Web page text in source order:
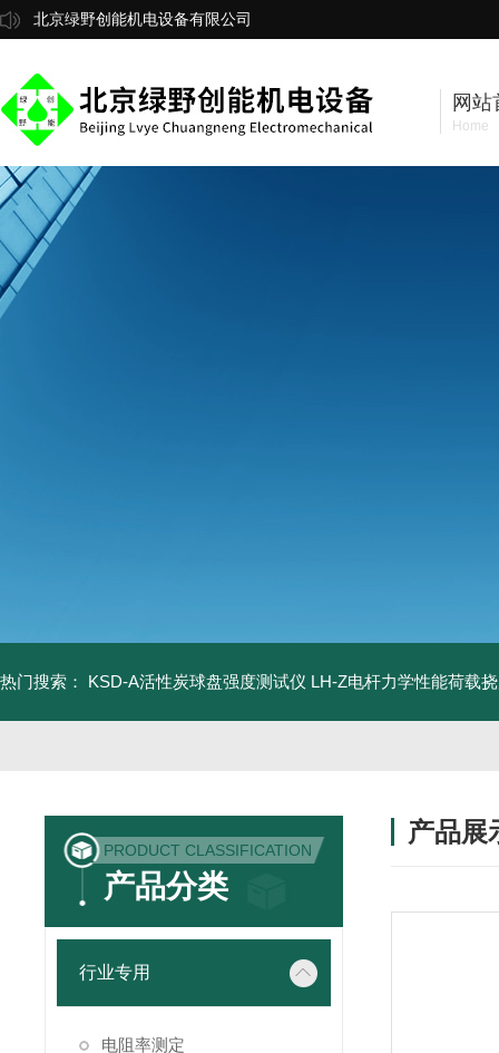
北京绿野创能机电设备有限公司
网站
Home
热门搜索： KSD-A活性炭球盘强度测试仪 LH-Z电杆力学性能荷载
PRODUCT CLASSIFICATION
产品分类
行业专用
电阻率测定
产品展